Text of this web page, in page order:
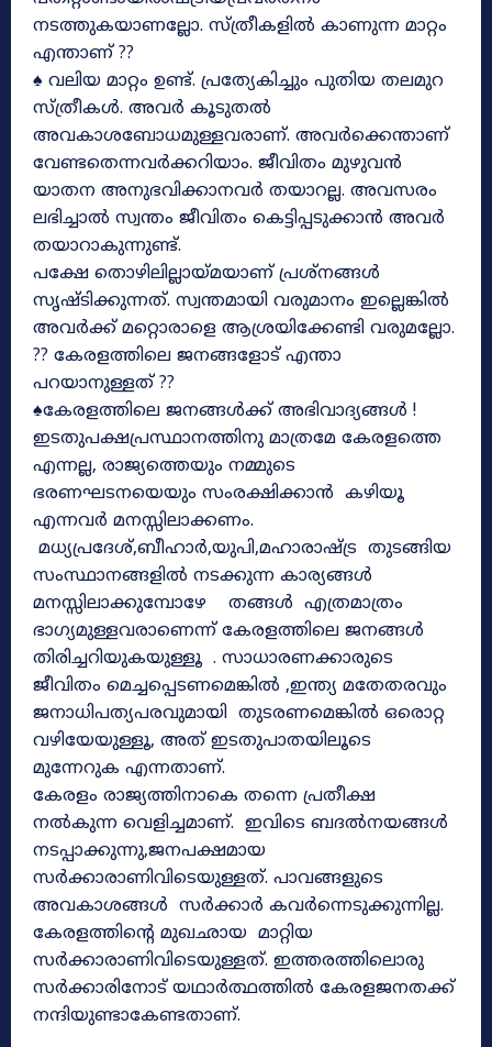
നടത്തുകയാണല്ലോ. സ്ത്രീകളിൽ കാണുന്ന മാറ്റം
എന്താണ് ??
♠ വലിയ മാറ്റം ഉണ്ട്. പ്രത്യേകിച്ചും പുതിയ തലമുറ
സ്ത്രീകൾ. അവർ കൂടുതൽ
അവകാശബോധമുള്ളവരാണ്. അവർക്കെന്താണ്
വേണ്ടതെന്നവർക്കറിയാം. ജീവിതം മുഴുവൻ
യാതന അനുഭവിക്കാനവർ തയാറല്ല. അവസരം
ലഭിച്ചാൽ സ്വന്തം ജീവിതം കെട്ടിപ്പടുക്കാൻ അവർ
തയാറാകുന്നുണ്ട്.
പക്ഷേ തൊഴിലില്ലായ്മയാണ് പ്രശ്നങ്ങൾ
സൃഷ്ടിക്കുന്നത്. സ്വന്തമായി വരുമാനം ഇല്ലെങ്കിൽ
അവർക്ക് മറ്റൊരാളെ ആശ്രയിക്കേണ്ടി വരുമല്ലോ.
?? കേരളത്തിലെ ജനങ്ങളോട് എന്താ
പറയാനുള്ളത് ??
♠കേരളത്തിലെ ജനങ്ങൾക്ക് അഭിവാദ്യങ്ങൾ !
ഇടതുപക്ഷപ്രസ്ഥാനത്തിനു മാത്രമേ കേരളത്തെ
എന്നല്ല, രാജ്യത്തെയും നമ്മുടെ
ഭരണഘടനയെയും സംരക്ഷിക്കാൻ കഴിയൂ
എന്നവർ മനസ്സിലാക്കണം.
മധ്യപ്രദേശ്,ബീഹാർ,യുപി,മഹാരാഷ്ട്ര തുടങ്ങിയ
സംസ്ഥാനങ്ങളിൽ നടക്കുന്ന കാര്യങ്ങൾ
മനസ്സിലാക്കുമ്പോഴേ തങ്ങൾ എത്രമാത്രം
ഭാഗ്യമുള്ളവരാണെന്ന് കേരളത്തിലെ ജനങ്ങൾ
തിരിച്ചറിയുകയുള്ളൂ . സാധാരണക്കാരുടെ
ജീവിതം മെച്ചപ്പെടണമെങ്കിൽ ,ഇന്ത്യ മതേതരവും
ജനാധിപത്യപരവുമായി തുടരണമെങ്കിൽ ഒരൊറ്റ
വഴിയേയുള്ളൂ, അത് ഇടതുപാതയിലൂടെ
മുന്നേറുക എന്നതാണ്.
കേരളം രാജ്യത്തിനാകെ തന്നെ പ്രതീക്ഷ
നൽകുന്ന വെളിച്ചമാണ്. ഇവിടെ ബദൽനയങ്ങൾ
നടപ്പാക്കുന്നു,ജനപക്ഷമായ
സർക്കാരാണിവിടെയുള്ളത്. പാവങ്ങളുടെ
അവകാശങ്ങൾ സർക്കാർ കവർന്നെടുക്കുന്നില്ല.
കേരളത്തിന്റെ മുഖഛായ മാറ്റിയ
സർക്കാരാണിവിടെയുള്ളത്. ഇത്തരത്തിലൊരു
സർക്കാരിനോട് യഥാർത്ഥത്തിൽ കേരളജനതക്ക്
നന്ദിയുണ്ടാകേണ്ടതാണ്.